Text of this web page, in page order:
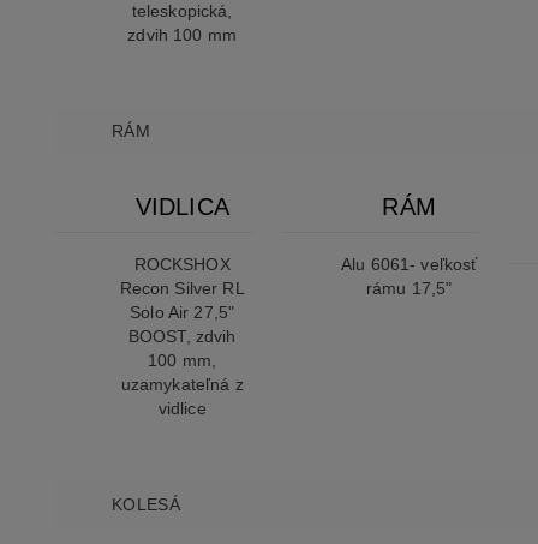
teleskopická,
zdvih 100 mm
RÁM
VIDLICA
ROCKSHOX
Recon Silver RL
Solo Air 27,5"
BOOST, zdvih
100 mm,
uzamykateľná z
vidlice
RÁM
Alu 6061- veľkosť
rámu 17,5"
KOLESÁ